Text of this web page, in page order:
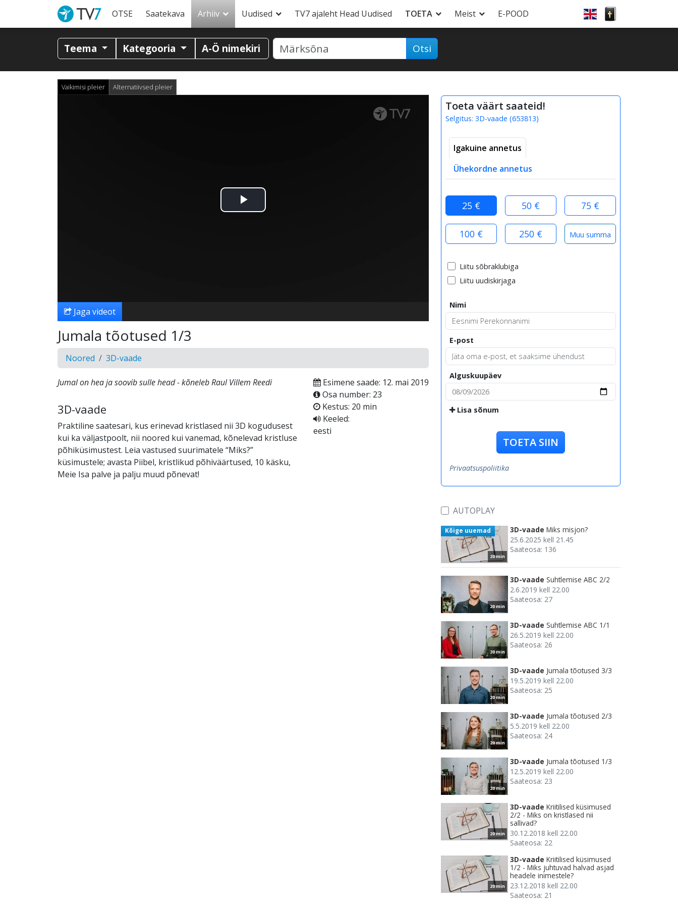
OTSE Saatekava Arhiiv Uudised TV7 ajaleht Head Uudised TOETA Meist E-POOD
Teema Kategooria A-Ö nimekiri Otsi
Vaikimisi pleier Alternatiivsed pleier
Esita
Jaga videot
Jumala tõotused 1/3
Noored 3D-vaade
Jumal on hea ja soovib sulle head - kõneleb Raul Villem Reedi
3D-vaade
Praktiline saatesari, kus erinevad kristlased nii 3D kogudusest
kui ka väljastpoolt, nii noored kui vanemad, kõnelevad kristluse
põhiküsimustest. Leia vastused suurimatele “Miks?”
küsimustele; avasta Piibel, kristlikud põhiväärtused, 10 käsku,
Meie Isa palve ja palju muud põnevat!
Esimene saade: 12. mai 2019
Osa number: 23
Kestus: 20 min
Keeled:
eesti
Toeta väärt saateid!
Selgitus: 3D-vaade (653813)
Igakuine annetus
Ühekordne annetus
25 € 50 € 75 €
100 € 250 €
Liitu sõbraklubiga
Liitu uudiskirjaga
Nimi
E-post
Alguskuupäev
Lisa sõnum
TOETA SIIN
Privaatsuspoliitika
AUTOPLAY
20 min
Kõige uuemad 3D-vaade Miks misjon?
25.6.2025 kell 21.45
Saateosa: 136
20 min
3D-vaade Suhtlemise ABC 2/2
2.6.2019 kell 22.00
Saateosa: 27
20 min
3D-vaade Suhtlemise ABC 1/1
26.5.2019 kell 22.00
Saateosa: 26
20 min
3D-vaade Jumala tõotused 3/3
19.5.2019 kell 22.00
Saateosa: 25
20 min
3D-vaade Jumala tõotused 2/3
5.5.2019 kell 22.00
Saateosa: 24
20 min
3D-vaade Jumala tõotused 1/3
12.5.2019 kell 22.00
Saateosa: 23
20 min
3D-vaade Kriitilised küsimused
2/2 - Miks on kristlased nii
sallivad?
30.12.2018 kell 22.00
Saateosa: 22
20 min
3D-vaade Kriitilised küsimused
1/2 - Miks juhtuvad halvad asjad
headele inimestele?
23.12.2018 kell 22.00
Saateosa: 21